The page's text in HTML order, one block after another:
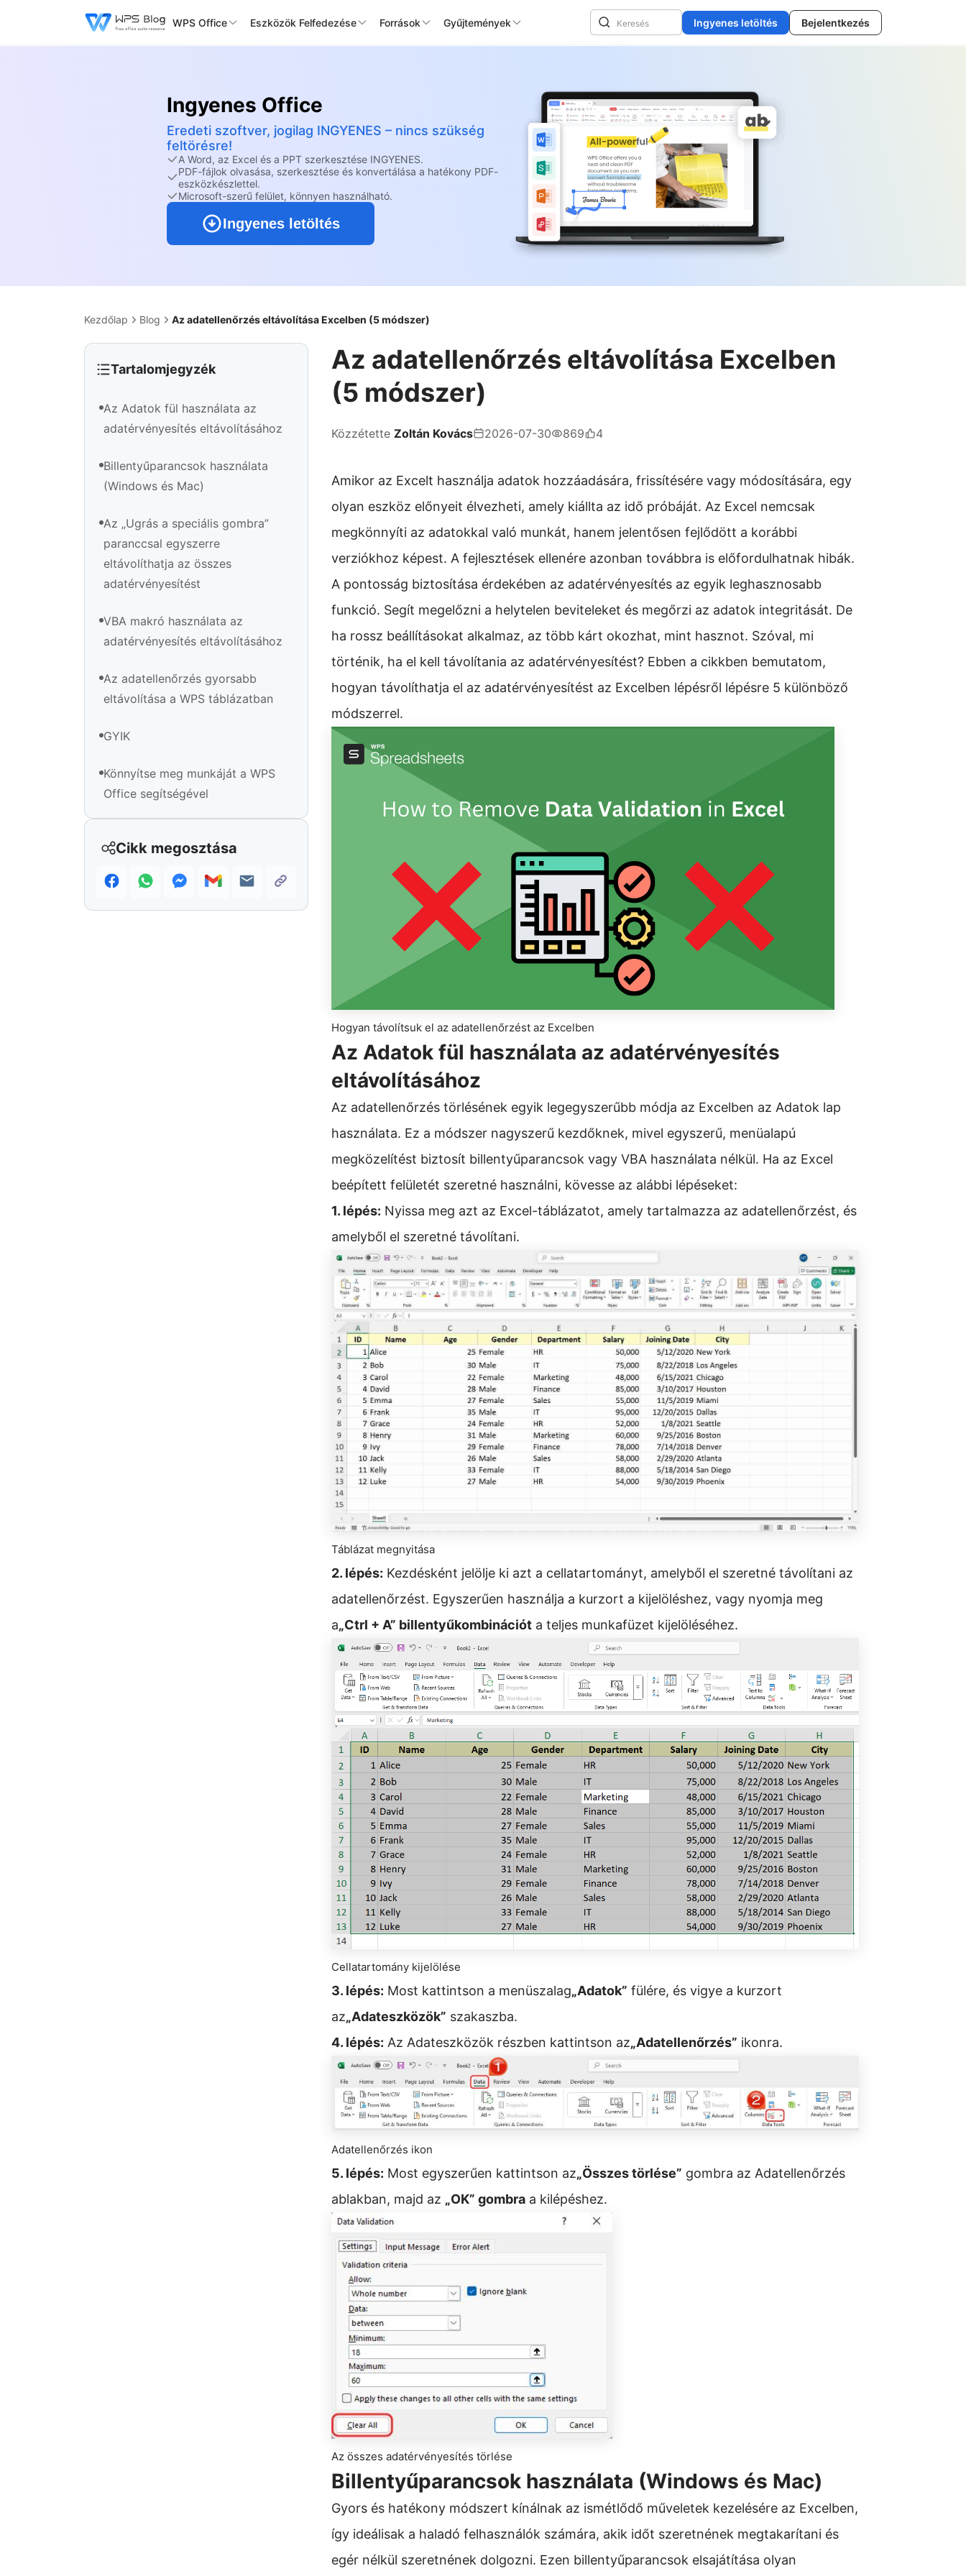
WPS Office Eszközök Felfedezése Források Gyűjtemények Ingyenes letöltés Bejelentkezés
Ingyenes Office
Eredeti szoftver, jogilag INGYENES – nincs szükség
feltörésre!
A Word, az Excel és a PPT szerkesztése INGYENES.
PDF-fájlok olvasása, szerkesztése és konvertálása a hatékony PDF-
eszközkészlettel.
Microsoft-szerű felület, könnyen használható.
Ingyenes letöltés
Kezdőlap Blog Az adatellenőrzés eltávolítása Excelben (5 módszer)
Tartalomjegyzék
Az Adatok fül használata az
adatérvényesítés eltávolításához
Billentyűparancsok használata
(Windows és Mac)
Az „Ugrás a speciális gombra”
paranccsal egyszerre
eltávolíthatja az összes
adatérvényesítést
VBA makró használata az
adatérvényesítés eltávolításához
Az adatellenőrzés gyorsabb
eltávolítása a WPS táblázatban
GYIK
Könnyítse meg munkáját a WPS
Office segítségével
Cikk megosztása
Az adatellenőrzés eltávolítása Excelben
(5 módszer)
Közzétette Zoltán Kovács 2026-07-30 869 4
Amikor az Excelt használja adatok hozzáadására, frissítésére vagy módosítására, egy
olyan eszköz előnyeit élvezheti, amely kiállta az idő próbáját. Az Excel nemcsak
megkönnyíti az adatokkal való munkát, hanem jelentősen fejlődött a korábbi
verziókhoz képest. A fejlesztések ellenére azonban továbbra is előfordulhatnak hibák.
A pontosság biztosítása érdekében az adatérvényesítés az egyik leghasznosabb
funkció. Segít megelőzni a helytelen beviteleket és megőrzi az adatok integritását. De
ha rossz beállításokat alkalmaz, az több kárt okozhat, mint hasznot. Szóval, mi
történik, ha el kell távolítania az adatérvényesítést? Ebben a cikkben bemutatom,
hogyan távolíthatja el az adatérvényesítést az Excelben lépésről lépésre 5 különböző
módszerrel.
Hogyan távolítsuk el az adatellenőrzést az Excelben
Az Adatok fül használata az adatérvényesítés
eltávolításához
Az adatellenőrzés törlésének egyik legegyszerűbb módja az Excelben az Adatok lap
használata. Ez a módszer nagyszerű kezdőknek, mivel egyszerű, menüalapú
megközelítést biztosít billentyűparancsok vagy VBA használata nélkül. Ha az Excel
beépített felületét szeretné használni, kövesse az alábbi lépéseket:
1. lépés: Nyissa meg azt az Excel-táblázatot, amely tartalmazza az adatellenőrzést, és
amelyből el szeretné távolítani.
Táblázat megnyitása
2. lépés: Kezdésként jelölje ki azt a cellatartományt, amelyből el szeretné távolítani az
adatellenőrzést. Egyszerűen használja a kurzort a kijelöléshez, vagy nyomja meg
a„Ctrl + A” billentyűkombinációt a teljes munkafüzet kijelöléséhez.
Cellatartomány kijelölése
3. lépés: Most kattintson a menüszalag„Adatok” fülére, és vigye a kurzort
az„Adateszközök” szakaszba.
4. lépés: Az Adateszközök részben kattintson az„Adatellenőrzés” ikonra.
Adatellenőrzés ikon
5. lépés: Most egyszerűen kattintson az„Összes törlése” gombra az Adatellenőrzés
ablakban, majd az „OK” gombra a kilépéshez.
Az összes adatérvényesítés törlése
Billentyűparancsok használata (Windows és Mac)
Gyors és hatékony módszert kínálnak az ismétlődő műveletek kezelésére az Excelben,
így ideálisak a haladó felhasználók számára, akik időt szeretnének megtakarítani és
egér nélkül szeretnének dolgozni. Ezen billentyűparancsok elsajátítása olyan